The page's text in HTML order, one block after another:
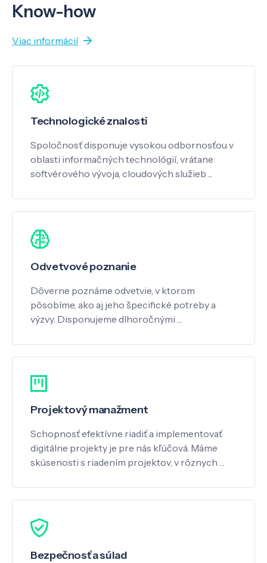
Know-how
Viac informácií
Technologické znalosti
Spoločnosť disponuje vysokou odbornosťou v
oblasti informačných technológií, vrátane
softvérového vývoja, cloudových služieb ...
Odvetvové poznanie
Dôverne poznáme odvetvie, v ktorom
pôsobíme, ako aj jeho špecifické potreby a
výzvy. Disponujeme dlhoročnými …
Projektový manažment
Schopnosť efektívne riadiť a implementovať
digitálne projekty je pre nás kľúčová. Máme
skúsenosti s riadením projektov, v rôznych …
Bezpečnosť a súlad